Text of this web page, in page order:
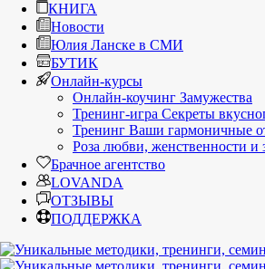
КНИГА
Новости
Юлия Ланске в СМИ
БУТИК
Онлайн-курсы
Онлайн-коучинг Замужества
Тренинг-игра Секреты
Тренинг Ваши гармоничные
Роза любви, женственности и
Брачное агентство
LOVANDA
ОТЗЫВЫ
ПОДДЕРЖКА